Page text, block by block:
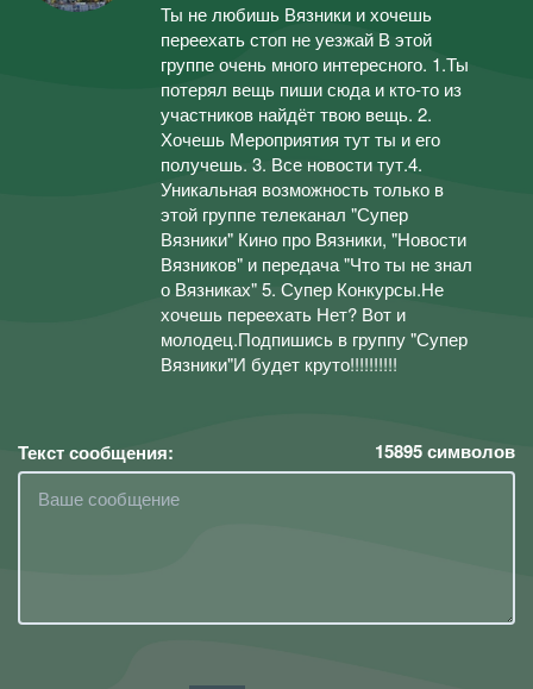
Ты не любишь Вязники и хочешь
переехать стоп не уезжай В этой
группе очень много интересного. 1.Ты
потерял вещь пиши сюда и кто-то из
участников найдёт твою вещь. 2.
Хочешь Мероприятия тут ты и его
получешь. 3. Все новости тут.4.
Уникальная возможность только в
этой группе телеканал "Супер
Вязники" Кино про Вязники, "Новости
Вязников" и передача "Что ты не знал
о Вязниках" 5. Супер Конкурсы.Не
хочешь переехать Нет? Вот и
молодец.Подпишись в группу "Супер
Вязники"И будет круто!!!!!!!!!!
Текст сообщения: 15895символов